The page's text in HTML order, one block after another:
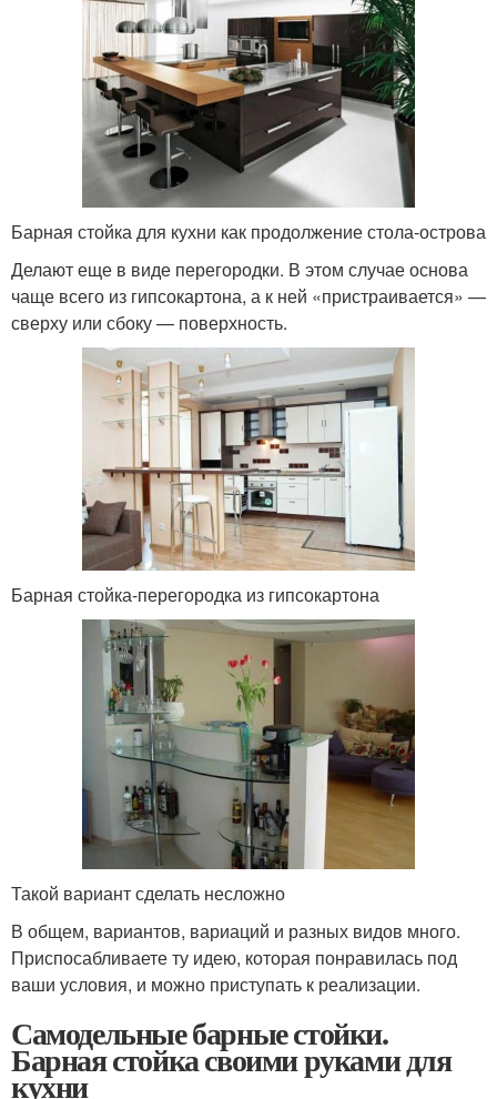
Барная стойка для кухни как продолжение стола-острова
Делают еще в виде перегородки. В этом случае основа
чаще всего из гипсокартона, а к ней «пристраивается» —
сверху или сбоку — поверхность.
Барная стойка-перегородка из гипсокартона
Такой вариант сделать несложно
В общем, вариантов, вариаций и разных видов много.
Приспосабливаете ту идею, которая понравилась под
ваши условия, и можно приступать к реализации.
Самодельные барные стойки.
Барная стойка своими руками для
кухни